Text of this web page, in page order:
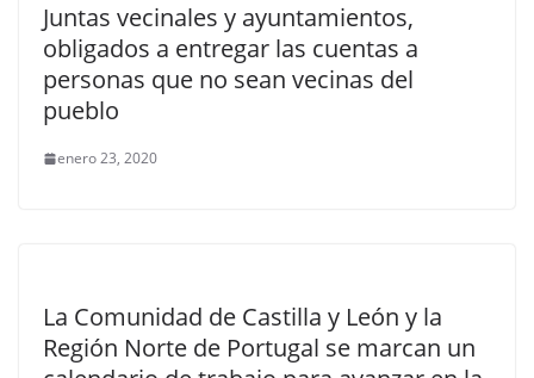
Juntas vecinales y ayuntamientos,
obligados a entregar las cuentas a
personas que no sean vecinas del
pueblo
enero 23, 2020
La Comunidad de Castilla y León y la
Región Norte de Portugal se marcan un